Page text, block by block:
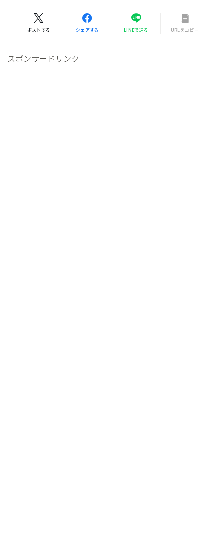
ポストする シェアする LINEで送る URLをコピー
スポンサードリンク